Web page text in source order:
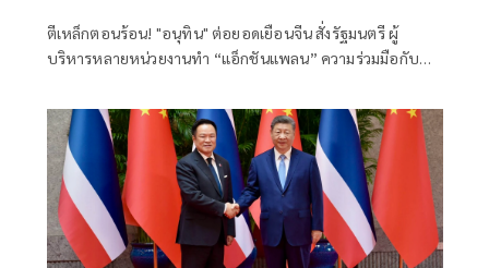
ตีเหล็กตอนร้อน! "อนุทิน" ต่อยอดเยือนจีน สั่งรัฐมนตรี ผู้
บริหารหลายหน่วยงานทำ “แอ็กชันแพลน” ความร่วมมือกับ
การปราบปรามอาชญากรรมข้ามชาติ การท่องเที่ยว เทคโนโลยี
แห่งอนาคตทั้งเอไอและอีวี ชูวิศวกรการเมืองฝ่าวิกฤตโลกไร้
ระเบียบ ลุยปฏิรูปราชการ-สร้างคน ดันเศรษฐกิจกระจายตัว
ระดมพลังคนไทยยกกำลังประเทศ